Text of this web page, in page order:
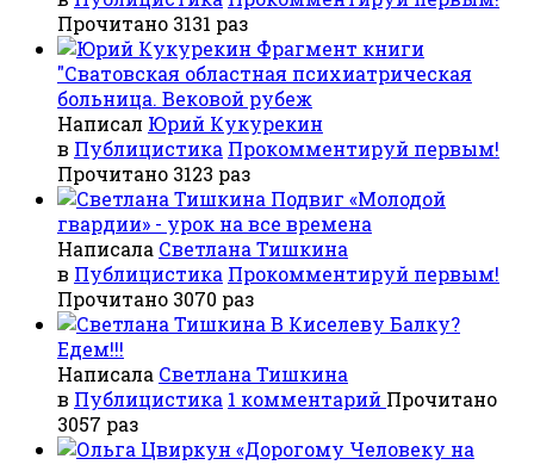
Прочитано 3131 раз
Фрагмент книги
"Сватовская областная психиатрическая
больница. Вековой рубеж
Написал Юрий Кукурекин
в Публицистика Прокомментируй первым!
Прочитано 3123 раз
Подвиг «Молодой
гвардии» - урок на все времена
Написала Светлана Тишкина
в Публицистика Прокомментируй первым!
Прочитано 3070 раз
В Киселеву Балку?
Едем!!!
Написала Светлана Тишкина
в Публицистика 1 комментарий Прочитано
3057 раз
«Дорогому Человеку на